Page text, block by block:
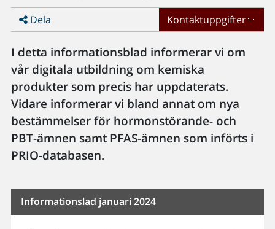
Dela Kontaktuppgifter
I detta informationsblad informerar vi om
vår digitala utbildning om kemiska
produkter som precis har uppdaterats.
Vidare informerar vi bland annat om nya
bestämmelser för hormonstörande- och
PBT-ämnen samt PFAS-ämnen som införts i
PRIO-databasen.
Informationslad januari 2024